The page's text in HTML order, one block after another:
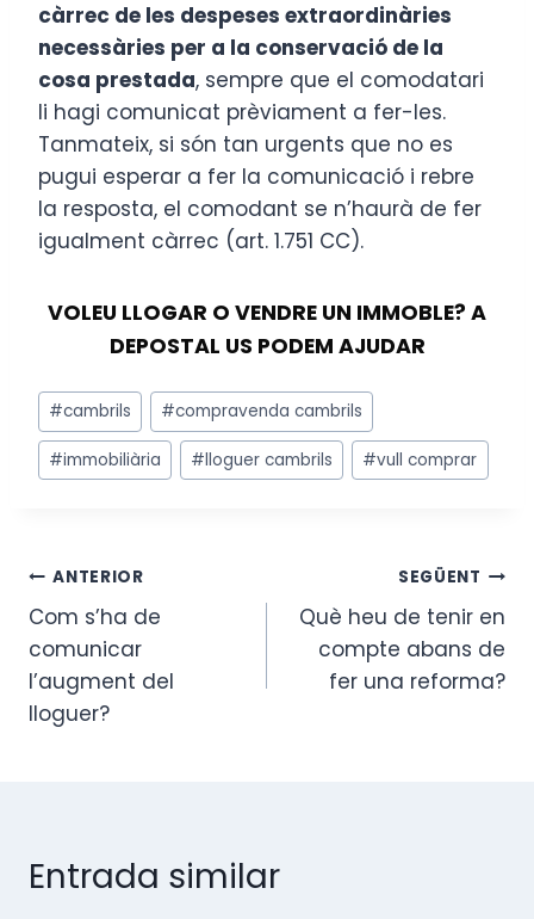
càrrec de les despeses extraordinàries
necessàries per a la conservació de la
cosa prestada, sempre que el comodatari
li hagi comunicat prèviament a fer-les.
Tanmateix, si són tan urgents que no es
pugui esperar a fer la comunicació i rebre
la resposta, el comodant se n’haurà de fer
igualment càrrec (art. 1.751 CC).
VOLEU LLOGAR O VENDRE UN IMMOBLE? A
DEPOSTAL US PODEM AJUDAR
Etiquetes
d'entrada
#cambrils #compravenda cambrils
#immobiliària #lloguer cambrils #vull comprar
Navegació
d'entrades
ANTERIOR
Com s’ha de
comunicar
l’augment del
lloguer?
SEGÜENT
Què heu de tenir en
compte abans de
fer una reforma?
Entrada similar